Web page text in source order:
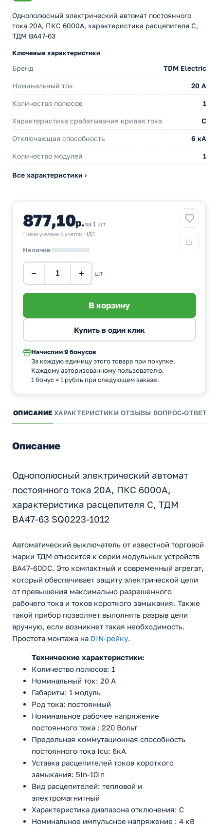
Однополюсный электрический автомат постоянного
тока 20А, ПКС 6000А, характеристика расцепителя С,
ТДМ ВА47-63
Ключевые характеристики
Бренд TDM Electric
Номинальный ток 20 A
Количество полюсов 1
Характеристика срабатывания кривая тока C
Отключающая способность 6 кА
Количество модулей 1
Все характеристики ›
877,10р.за 1 шт
* цена указана с учетом НДС.
Наличие
− + шт
Начислим 9 бонусов
За каждую единицу этого товара при покупке.
Каждому авторизованному пользователю.
1 бонус = 1 рубль при следующем заказе.
ОПИСАНИЕ ХАРАКТЕРИСТИКИ ОТЗЫВЫ ВОПРОС-ОТВЕТ
Описание
Однополюсный электрический автомат
постоянного тока 20А, ПКС 6000А,
характеристика расцепителя С, ТДМ
ВА47-63 SQ0223-1012
Автоматический выключатель от известной торговой
марки ТДМ относится к серии модульных устройств
ВА47-60DC. Это компактный и современный агрегат,
который обеспечивает защиту электрической цепи
от превышения максимально разрешенного
рабочего тока и токов короткого замыкания. Также
такой прибор позволяет выполнять разрыв цепи
вручную, если возникнет такая необходимость.
Простота монтажа на DIN-рейку.
Технические характеристики:
Количество полюсов: 1
Номинальный ток: 20 А
Габариты: 1 модуль
Род тока: постоянный
Номинальное рабочее напряжение
постоянного тока : 220 Вольт
Предельная коммутационная способность
постоянного тока Icu: 6кА
Уставка расцепителей токов короткого
замыкания: 5In-10In
Вид расцепителей: тепловой и
электромагнитный
Характеристика диапазона отключения: C
Номинальное импульсное напряжение : 4 кВ